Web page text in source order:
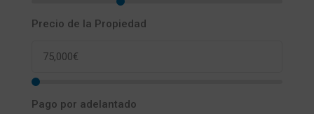
Precio de la Propiedad
Pago por adelantado